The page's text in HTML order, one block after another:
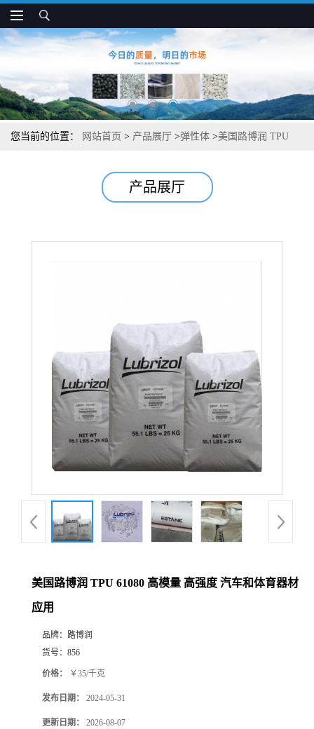
您当前的位置： 网站首页 > 产品展厅 >弹性体 >美国路博润 TPU
产品展厅
美国路博润 TPU 61080 高模量 高强度 汽车和体育器材
应用
品牌： 路博润
货号： 856
价格： ￥35/千克
发布日期： 2024-05-31
更新日期： 2026-08-07